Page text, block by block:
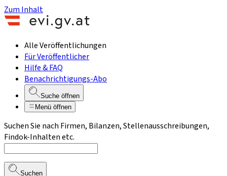
Zum Inhalt
Alle Veröffentlichungen
Für Veröffentlicher
Hilfe & FAQ
Benachrichtigungs-Abo
Suche öffnen
Menü öffnen
Suchen Sie nach Firmen, Bilanzen, Stellenausschreibungen,
Findok-Inhalten etc.
Suchen